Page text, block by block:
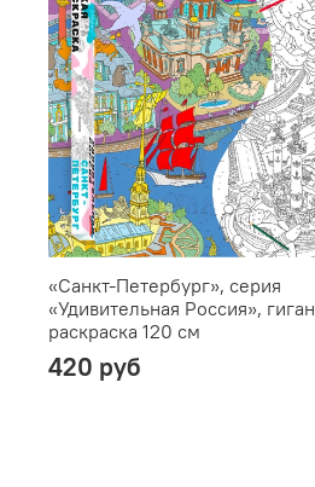
«Санкт-Петербург», серия
«Удивительная Россия»,
раскраска 120 см
420 руб